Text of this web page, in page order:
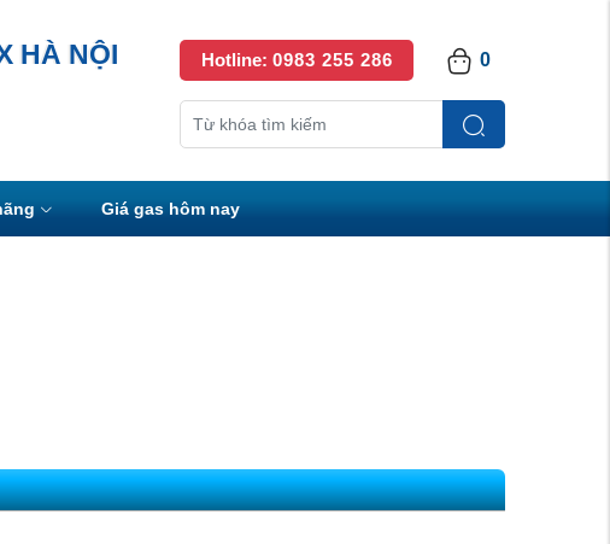
HÀ NỘI Hotline: 0983 255 286 0
Giá gas hôm nay